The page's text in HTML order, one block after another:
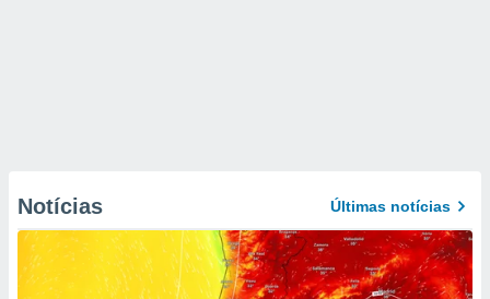
Notícias Últimas notícias